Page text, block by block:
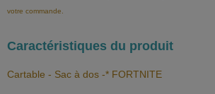
votre commande.
Caractéristiques du produit
Cartable - Sac à dos -* FORTNITE